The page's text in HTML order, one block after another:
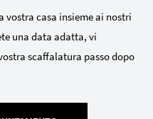
vostra casa insieme ai nostri
una data adatta, vi
scaffalatura passo dopo